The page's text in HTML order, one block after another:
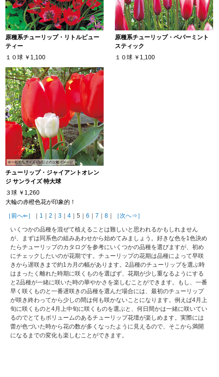
原種系チューリップ・リトルビュー
ティー
１０球 ￥1,100
原種系チューリップ・ペパーミント
スティック
１０球 ￥1,100
チューリップ・ジャイアントオレン
ジ サンライズ 特大球
３球 ￥1,260
大輪の赤橙色花が印象的！
［前へ⇐］
1 ｜2 ｜3 ｜4 ｜5｜6 ｜7 ｜8
［次へ⇒］
いくつかの品種を混ぜて植えることは難しいと思われるかもしれません
が、まずは同系色の組みあわせから始めてみましょう。好きな色を1色決め
たらチューリップのカタログを参考にいくつかの品種を選びますが、初め
にチェックしたいのが花期です。チューリップの花期は品種によって早咲
きから遅咲きまで約1カ月の幅があります。2品種のチューリップを選ぶ時
はまったく離れた時期に咲くものを選ばず、花期が少し重なるようにする
と2品種が一緒に咲いた時の華やかさを楽しむことができます。もし、一番
早く咲くものと一番遅咲きの品種を選んだ場合には、最初のチューリップ
が咲き終わってから少しの間は何も咲かないことになります。例えば4月上
旬に咲くものと4月上中旬に咲くものを選ぶと、何日間かは一緒に咲いてい
るのでとてもボリュームのあるチューリップ花壇が楽しめます。実際には
蕾が色づいた時から花の数が多くなったように見えるので、そこから満開
になるまでの変化も楽しむことができます。